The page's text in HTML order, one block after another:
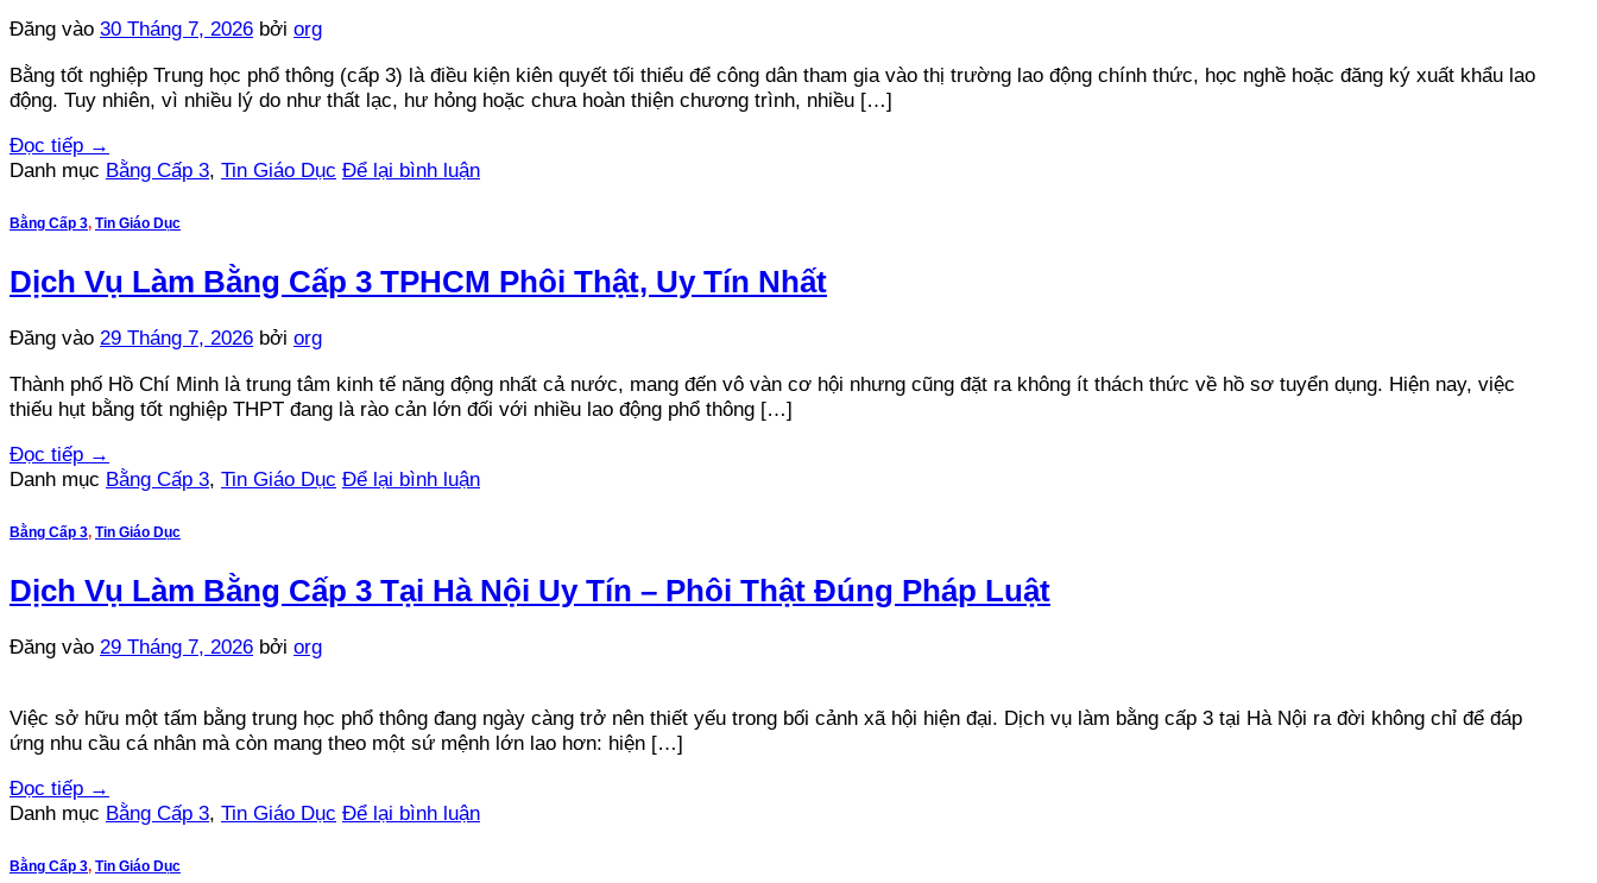
Đăng vào 30 Tháng 7, 2026 bởi org
Bằng tốt nghiệp Trung học phổ thông (cấp 3) là điều kiện kiên quyết tối thiểu để công dân tham gia vào thị trường lao động chính thức, học nghề hoặc đăng ký xuất khẩu lao
động. Tuy nhiên, vì nhiều lý do như thất lạc, hư hỏng hoặc chưa hoàn thiện chương trình, nhiều […]
Đọc tiếp →
Danh mục Bằng Cấp 3, Tin Giáo Dục Để lại bình luận
Bằng Cấp 3, Tin Giáo Dục
Dịch Vụ Làm Bằng Cấp 3 TPHCM Phôi Thật, Uy Tín Nhất
Đăng vào 29 Tháng 7, 2026 bởi org
Thành phố Hồ Chí Minh là trung tâm kinh tế năng động nhất cả nước, mang đến vô vàn cơ hội nhưng cũng đặt ra không ít thách thức về hồ sơ tuyển dụng. Hiện nay, việc
thiếu hụt bằng tốt nghiệp THPT đang là rào cản lớn đối với nhiều lao động phổ thông […]
Đọc tiếp →
Danh mục Bằng Cấp 3, Tin Giáo Dục Để lại bình luận
Bằng Cấp 3, Tin Giáo Dục
Dịch Vụ Làm Bằng Cấp 3 Tại Hà Nội Uy Tín – Phôi Thật Đúng Pháp Luật
Đăng vào 29 Tháng 7, 2026 bởi org
Việc sở hữu một tấm bằng trung học phổ thông đang ngày càng trở nên thiết yếu trong bối cảnh xã hội hiện đại. Dịch vụ làm bằng cấp 3 tại Hà Nội ra đời không chỉ để đáp
ứng nhu cầu cá nhân mà còn mang theo một sứ mệnh lớn lao hơn: hiện […]
Đọc tiếp →
Danh mục Bằng Cấp 3, Tin Giáo Dục Để lại bình luận
Bằng Cấp 3, Tin Giáo Dục